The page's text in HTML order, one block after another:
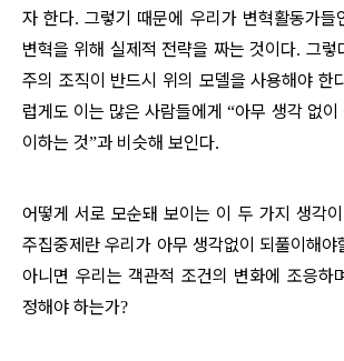
자 한다.그렇기 때문에 우리가 변혁활동가들
변혁을 위해 실제적 전략을 짜는 것이다. 그렇
주의 조직이 반드시 위의 모델을 사용해야 한
럽게도 이는 많은 사람들에게“아무 생각 없이
이하는 것”과 비슷해 보인다.
어떻게 서로 모순돼 보이는 이 두 가지 생각
주집중제란 우리가 아무 생각없이 되풀이해
아니면 우리는 객관적 조건의 변화에 조응하
정해야 하는가?